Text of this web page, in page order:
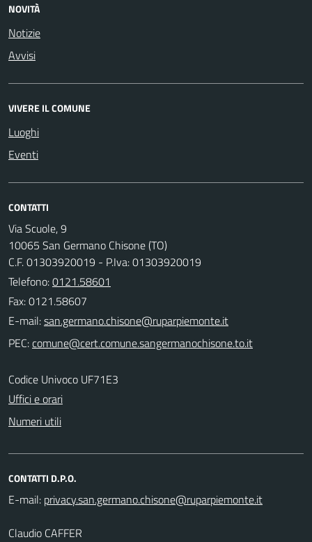
NOVITÀ
Notizie
Avvisi
VIVERE IL COMUNE
Luoghi
Eventi
CONTATTI
Via Scuole, 9
10065 San Germano Chisone (TO)
C.F. 01303920019 - P.Iva: 01303920019
Telefono:0121.58601
Fax: 0121.58607
E-mail:
PEC:
Codice Univoco UF71E3
Uffici e orari
Numeri utili
CONTATTI D.P.O.
E-mail:
Claudio CAFFER